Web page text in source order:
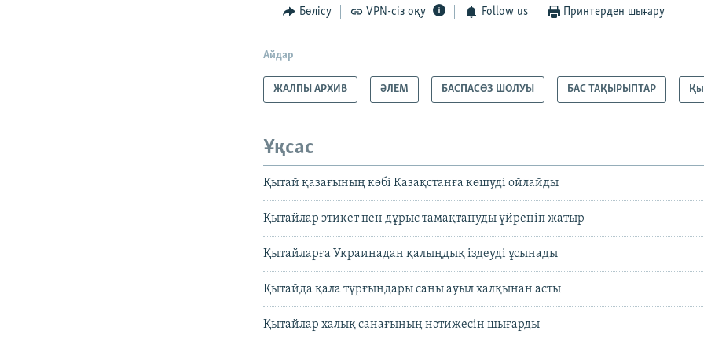
Бөлісу VPN-сіз оқу Follow us Принтерден шығару
Айдар
ЖАЛПЫ АРХИВ ӘЛЕМ БАСПАСӨЗ ШОЛУЫ БАС ТАҚЫРЫПТАР
Ұқсас
Қытай қазағының көбі Қазақстанға көшуді ойлайды
Қытайлар этикет пен дұрыс тамақтануды үйреніп жатыр
Қытайларға Украинадан қалыңдық іздеуді ұсынады
Қытайда қала тұрғындары саны ауыл халқынан асты
Қытайлар халық санағының нәтижесін шығарды